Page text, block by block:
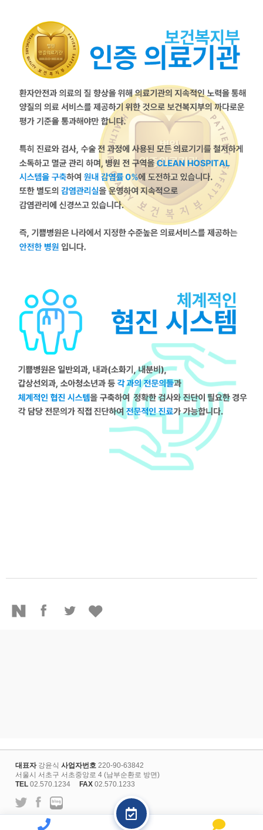
대표자강윤식 사업자번호 220-90-63842
서울시 서초구 서초중앙로 4 (남부순환로 방면)
TEL 02.570.1234 FAX 02.570.1233
개인정보보호정책